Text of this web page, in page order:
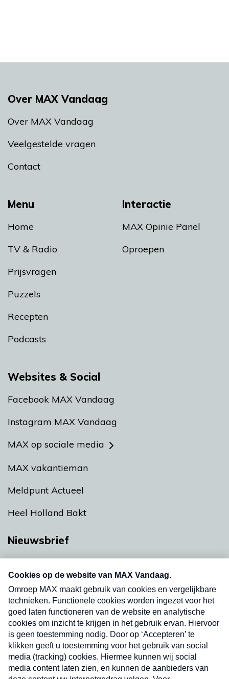
Menu
Home
TV & Radio
Prijsvragen
Puzzels
Recepten
Podcasts
Interactie
MAX Opinie Panel
Oproepen
Over MAX Vandaag
Over MAX Vandaag
Veelgestelde vragen
Contact
Websites & Social
Facebook MAX Vandaag
Instagram MAX Vandaag
MAX op sociale media
MAX vakantieman
Meldpunt Actueel
Heel Holland Bakt
Nieuwsbrief
nieuwsbrief. Elke vrijdag- en dinsdagochtend in
uw mailbox.
Verzend